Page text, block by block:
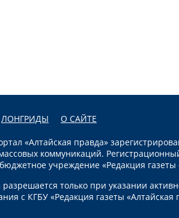
ЛОНГРИДЫ О САЙТЕ
«Алтайская правда»
коммуникаций.
учреждение «Редакция газеты
только при указании
с КГБУ «Редакция газеты «Алтайская